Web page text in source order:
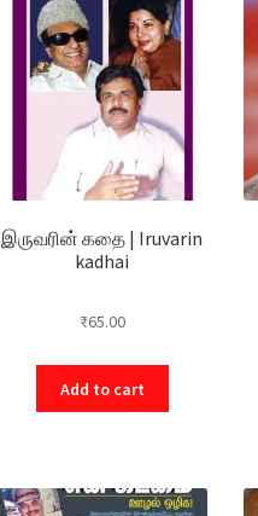
இருவரின் கதை | Iruvarin
kadhai
₹65.00
Add to cart